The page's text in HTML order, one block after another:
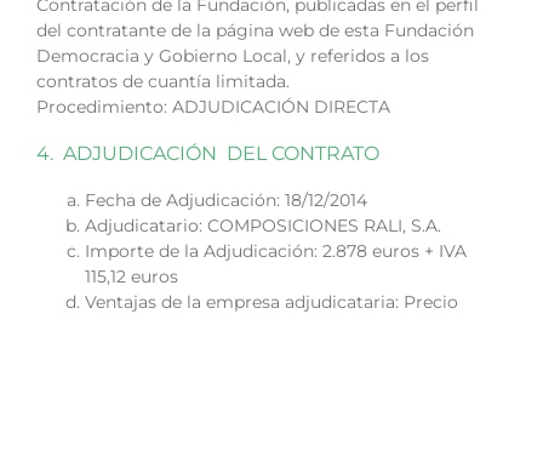
Contratación de la Fundación, publicadas en el perfil
del contratante de la página web de esta Fundación
Democracia y Gobierno Local, y referidos a los
contratos de cuantía limitada.
Procedimiento: ADJUDICACIÓN DIRECTA
4. ADJUDICACIÓN DEL CONTRATO
Fecha de Adjudicación: 18/12/2014
Adjudicatario: COMPOSICIONES RALI, S.A.
Importe de la Adjudicación: 2.878 euros + IVA
115,12 euros
Ventajas de la empresa adjudicataria: Precio